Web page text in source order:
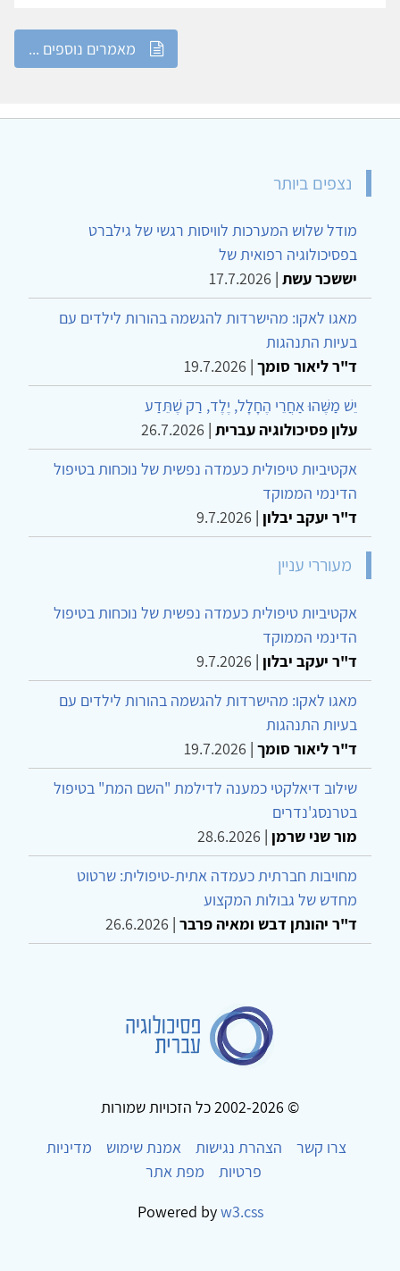
מאמרים נוספים ...
נצפים ביותר
מודל שלוש המערכות לוויסות רגשי של גילברט
בפסיכולוגיה רפואית של
יששכר עשת |
17.7.2026
מאגו לאקו: מהישרדות להגשמה בהורות לילדים עם
בעיות התנהגות
ד"ר ליאור סומך |
19.7.2026
יֵשׁ מַשֶּׁהוּ אַחֲרֵי הֶחָלָל, יֶלֶד, רַק שֶׁתֵּדַע
עלון פסיכולוגיה עברית |
26.7.2026
אקטיביות טיפולית כעמדה נפשית של נוכחות בטיפול
הדינמי הממוקד
ד"ר יעקב יבלון |
9.7.2026
מעוררי עניין
אקטיביות טיפולית כעמדה נפשית של נוכחות בטיפול
הדינמי הממוקד
ד"ר יעקב יבלון |
9.7.2026
מאגו לאקו: מהישרדות להגשמה בהורות לילדים עם
בעיות התנהגות
ד"ר ליאור סומך |
19.7.2026
שילוב דיאלקטי כמענה לדילמת "השם המת" בטיפול
בטרנסג'נדרים
מור שני שרמן |
28.6.2026
מחויבות חברתית כעמדה אתית-טיפולית: שרטוט
מחדש של גבולות המקצוע
ד"ר יהונתן דבש ומאיה פרבר |
26.6.2026
© 2002-2026 כל הזכויות שמורות
צרו קשר
הצהרת נגישות אמנת שימוש
מדיניות
פרטיות
מפת אתר
Powered byw3.css